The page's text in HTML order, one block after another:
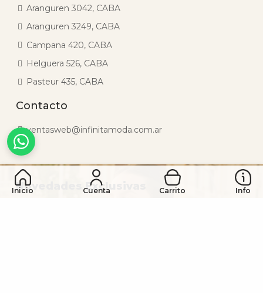
Inicio Cuenta Carrito Info
Aranguren 3042, CABA
Aranguren 3249, CABA
Campana 420, CABA
Helguera 526, CABA
Pasteur 435, CABA
Contacto
ventasweb@infinitamoda.com.ar
Novedades Exclusivas